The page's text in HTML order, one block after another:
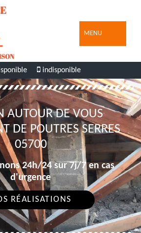
MENU
indisponible
AUTOUR DE VOUS
DE POUTRES SERRES
05700
24h/24 sur 7j/7 en cas
d'urgence
RÉALISATIONS